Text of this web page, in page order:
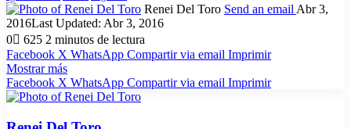
Renei Del Toro Send an email Abr 3,
2016Last Updated: Abr 3, 2016
0
625 2 minutos de lectura
Facebook X WhatsApp Compartir via email Imprimir
Mostrar más
Facebook X WhatsApp Compartir via email Imprimir